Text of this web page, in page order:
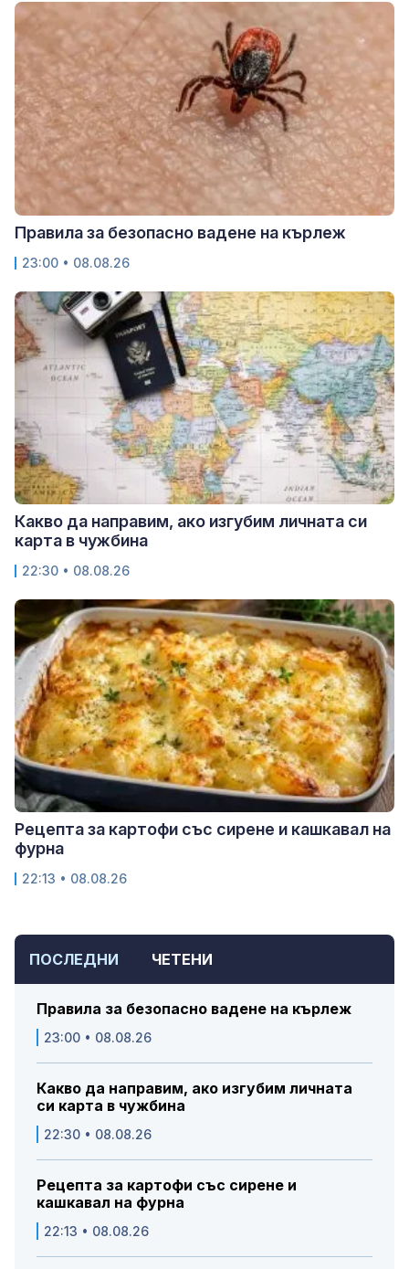
ПОСЛЕДНИ ЧЕТЕНИ
Правила за безопасно вадене на кърлеж
23:00 • 08.08.26
Какво да направим, ако изгубим личната
си карта в чужбина
22:30 • 08.08.26
Рецепта за картофи със сирене и
кашкавал на фурна
22:13 • 08.08.26
Правила за безопасно вадене на кърлеж
23:00 • 08.08.26
Какво да направим, ако изгубим личната си
карта в чужбина
22:30 • 08.08.26
Рецепта за картофи със сирене и кашкавал на
фурна
22:13 • 08.08.26